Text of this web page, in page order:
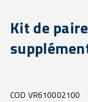
Kit de
COD VR610002100